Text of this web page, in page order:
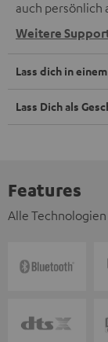
auch persönlich
Weitere
Lass dich in
Lass Dich als
Features
Alle